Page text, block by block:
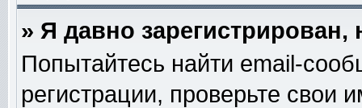
» Я давно
Попытайтесь найти email-
регистрации, проверьте свои